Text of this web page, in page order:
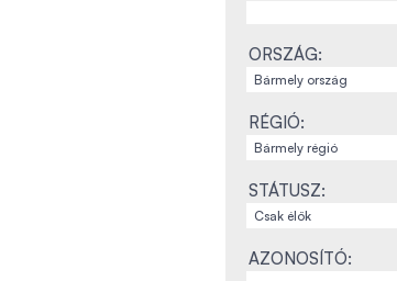
ORSZÁG:
RÉGIÓ:
STÁTUSZ:
AZONOSÍTÓ: